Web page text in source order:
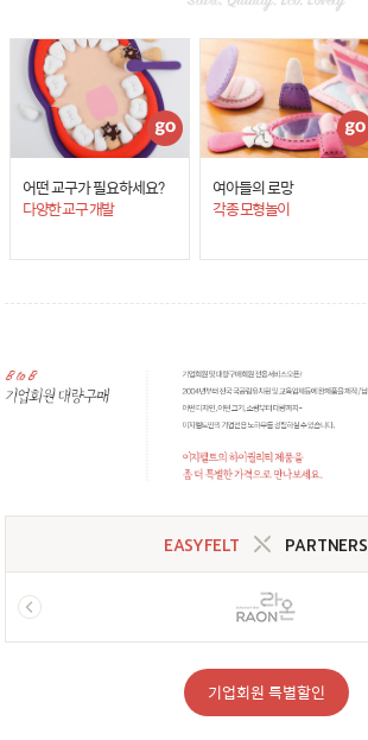
어떤 교구가 필요하세요?
다양한 교구 개발
여아들의 로망
각종 모형놀이
EASYFELT PARTNERS
기업회원 특별할인